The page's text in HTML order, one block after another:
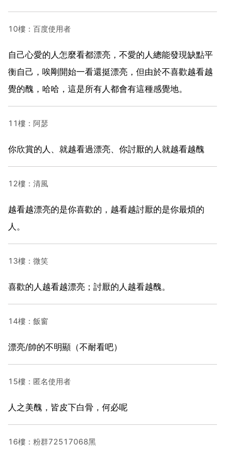
10樓：百度使用者
自己心愛的人怎麼看都漂亮，不愛的人總能發現缺點平
衡自己，唉剛開始一看還挺漂亮，但由於不喜歡越看越
覺的醜，哈哈，這是所有人都會有這種感覺地。
11樓：阿瑟
你欣賞的人、就越看過漂亮、你討厭的人就越看越醜
12樓：清風
越看越漂亮的是你喜歡的，越看越討厭的是你最煩的
人。
13樓：微笑
喜歡的人越看越漂亮；討厭的人越看越醜。
14樓：飯窗
漂亮/帥的不明顯（不耐看吧）
15樓：匿名使用者
人之美醜，皆皮下白骨，何必呢
16樓：粉群72517068黑